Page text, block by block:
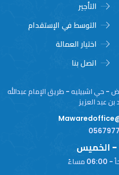
التأجير
التوسط في الإستقدام
اختيار العمالة
اتصل بنا
- حي اشبيليه - طريق الإمام عبدالله
عبد العزيز
- الخميس